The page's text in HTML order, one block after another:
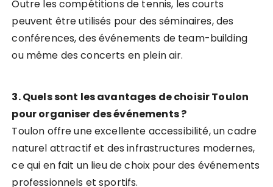
Outre les compétitions de tennis, les courts
peuvent être utilisés pour des séminaires, des
conférences, des événements de team-building
ou même des concerts en plein air.
3. Quels sont les avantages de choisir Toulon
pour organiser des événements ?
Toulon offre une excellente accessibilité, un cadre
naturel attractif et des infrastructures modernes,
ce qui en fait un lieu de choix pour des événements
professionnels et sportifs.